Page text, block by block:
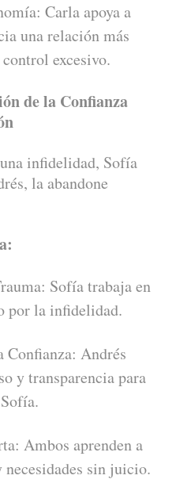
Carla apoya a
una relación más
excesivo.
de la Confianza
infidelidad, Sofía
la abandone
Sofía trabaja en
por la infidelidad.
Confianza: Andrés
y transparencia para
Ambos aprenden a
necesidades sin juicio.